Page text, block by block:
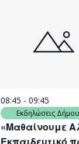
«Μαθαίνουμε
08:45 - 09:45
Εκδηλώσεις Δήμου